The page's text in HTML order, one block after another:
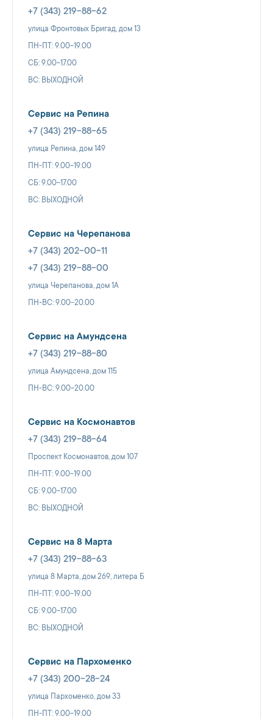
+7 (343) 219-88-62
улица Фронтовых Бригад, дом 13
ПН-ПТ: 9.00-19.00
СБ: 9.00-17.00
ВС: ВЫХОДНОЙ
Сервис на Репина
+7 (343) 219-88-65
улица Репина, дом 149
ПН-ПТ: 9.00-19.00
СБ: 9.00-17.00
ВС: ВЫХОДНОЙ
Сервис на Черепанова
+7 (343) 202-00-11
+7 (343) 219-88-00
улица Черепанова, дом 1А
ПН-ВС: 9.00-20.00
Сервис на Амундсена
+7 (343) 219-88-80
улица Амундсена, дом 115
ПН-ВС: 9.00-20.00
Сервис на Космонавтов
+7 (343) 219-88-64
Проспект Космонавтов, дом 107
ПН-ПТ: 9.00-19.00
СБ: 9.00-17.00
ВС: ВЫХОДНОЙ
Сервис на 8 Марта
+7 (343) 219-88-63
улица 8 Марта, дом 269, литера Б
ПН-ПТ: 9.00-19.00
СБ: 9.00-17.00
ВС: ВЫХОДНОЙ
Сервис на Пархоменко
+7 (343) 200-28-24
улица Пархоменко, дом 33
ПН-ПТ: 9.00-19.00